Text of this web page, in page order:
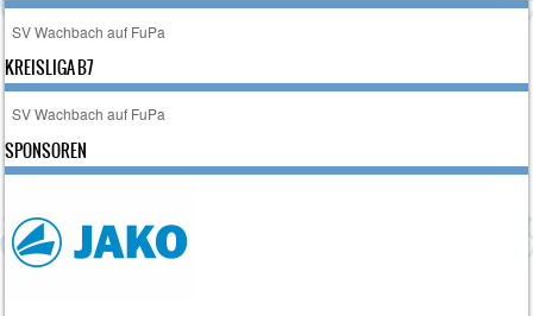
SV Wachbach auf FuPa
KREISLIGA B7
SV Wachbach auf FuPa
SPONSOREN